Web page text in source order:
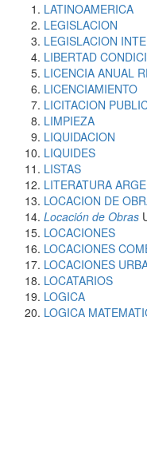
LATINOAMERICA
LEGISLACION
LEGISLACION
LIBERTAD
LICENCIA ANUAL
LICENCIAMIENTO
LICITACION
LIMPIEZA
LIQUIDACION
LIQUIDES
LISTAS
LITERATURA
LOCACION DE
Locación de Obras
LOCACIONES
LOCACIONES
LOCACIONES
LOCATARIOS
LOGICA
LOGICA